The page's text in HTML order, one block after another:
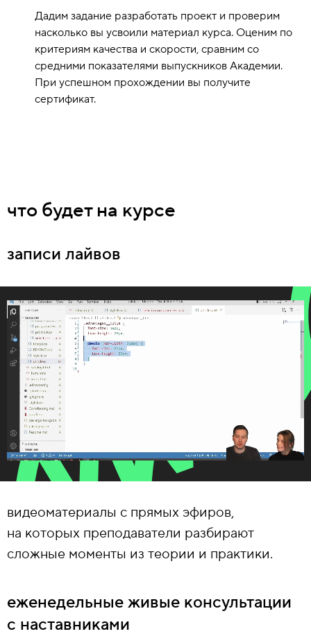
Устойчивые интеграции с API
Агентные инструменты и MCP
Выпускная работа
Дадим задание разработать проект и проверим
насколько вы усвоили материал курса. Оценим по
критериям качества и скорости, сравним со
средними показателями выпускников Академии.
При успешном прохождении вы получите
сертификат.
что будет на курсе
записи лайвов
видеоматериалы с прямых эфиров,
на которых преподаватели разбирают
сложные моменты из теории и практики.
еженедельные живые консультации
с наставниками